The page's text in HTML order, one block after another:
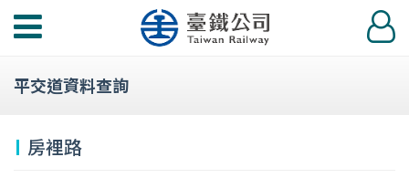
功
選
登
入
平交道資料查詢
房裡路